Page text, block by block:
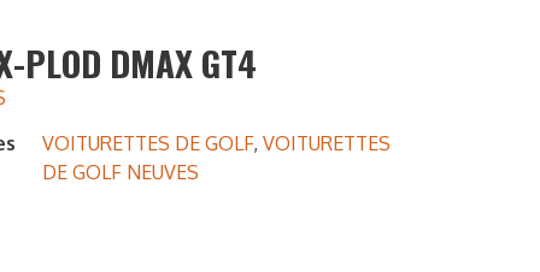
PLOD DMAX GT4
VOITURETTES DE GOLF, VOITURETTES
DE GOLF NEUVES